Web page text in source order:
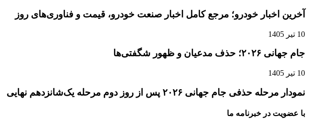
آخرین اخبار خودرو؛ مرجع کامل اخبار صنعت خودرو، قیمت و فناوری‌های روز
10 تیر 1405
جام جهانی ۲۰۲۶؛ حذف مدعیان و ظهور شگفتی‌ها
10 تیر 1405
نمودار مرحله حذفی جام جهانی ۲۰۲۶ پس از روز دوم مرحله یک‌شانزدهم نهایی
با عضویت در خبرنامه ما